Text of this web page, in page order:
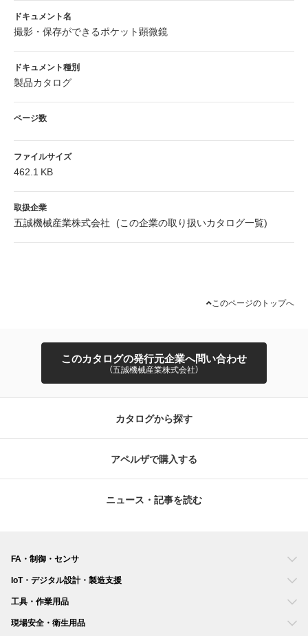
ドキュメント名
撮影・保存ができるポケット顕微鏡
ドキュメント種別
製品カタログ
ページ数
ファイルサイズ
462.1 KB
取扱企業
五誠機械産業株式会社 (この企業の取り扱いカタログ一覧)
このページのトップへ
このカタログの発行元企業へ問い合わせ
（五誠機械産業株式会社）
カタログから探す
アペルザで購入する
ニュース・記事を読む
FA・制御・センサ
IoT・デジタル設計・製造支援
工具・作業用品
現場安全・衛生用品